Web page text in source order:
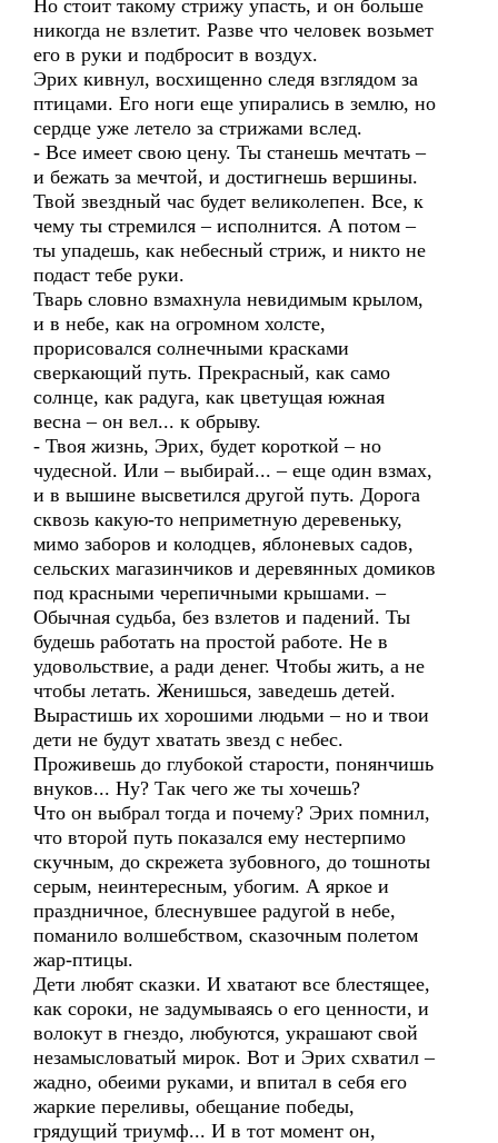
Но стоит такому стрижу упасть, и он больше
никогда не взлетит. Разве что человек возьмет
его в руки и подбросит в воздух.
Эрих кивнул, восхищенно следя взглядом за
птицами. Его ноги еще упирались в землю, но
сердце уже летело за стрижами вслед.
- Все имеет свою цену. Ты станешь мечтать –
и бежать за мечтой, и достигнешь вершины.
Твой звездный час будет великолепен. Все, к
чему ты стремился – исполнится. А потом –
ты упадешь, как небесный стриж, и никто не
подаст тебе руки.
Тварь словно взмахнула невидимым крылом,
и в небе, как на огромном холсте,
прорисовался солнечными красками
сверкающий путь. Прекрасный, как само
солнце, как радуга, как цветущая южная
весна – он вел... к обрыву.
- Твоя жизнь, Эрих, будет короткой – но
чудесной. Или – выбирай... – еще один взмах,
и в вышине высветился другой путь. Дорога
сквозь какую-то неприметную деревеньку,
мимо заборов и колодцев, яблоневых садов,
сельских магазинчиков и деревянных домиков
под красными черепичными крышами. –
Обычная судьба, без взлетов и падений. Ты
будешь работать на простой работе. Не в
удовольствие, а ради денег. Чтобы жить, а не
чтобы летать. Женишься, заведешь детей.
Вырастишь их хорошими людьми – но и твои
дети не будут хватать звезд с небес.
Проживешь до глубокой старости, понянчишь
внуков... Ну? Так чего же ты хочешь?
Что он выбрал тогда и почему? Эрих помнил,
что второй путь показался ему нестерпимо
скучным, до скрежета зубовного, до тошноты
серым, неинтересным, убогим. А яркое и
праздничное, блеснувшее радугой в небе,
поманило волшебством, сказочным полетом
жар-птицы.
Дети любят сказки. И хватают все блестящее,
как сороки, не задумываясь о его ценности, и
волокут в гнездо, любуются, украшают свой
незамысловатый мирок. Вот и Эрих схватил –
жадно, обеими руками, и впитал в себя его
жаркие переливы, обещание победы,
грядущий триумф... И в тот момент он,